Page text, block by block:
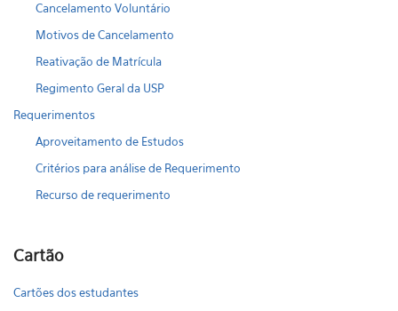
Cancelamento Voluntário
Motivos de Cancelamento
Reativação de Matrícula
Regimento Geral da USP
Requerimentos
Aproveitamento de Estudos
Critérios para análise de Requerimento
Recurso de requerimento
Cartão
Cartões dos estudantes